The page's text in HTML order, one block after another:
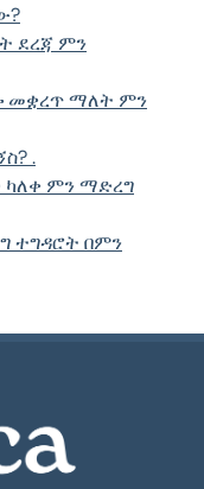
ደረጃ ምን
መቋረጥ ማለት ምን
.
ካለቀ ምን ማድረግ
ተግዳሮት በምን